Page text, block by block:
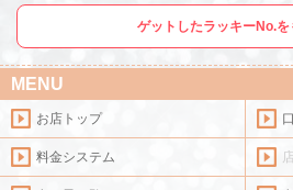
ゲットしたラッキーNo.を
MENU
お店トップ
料金システム